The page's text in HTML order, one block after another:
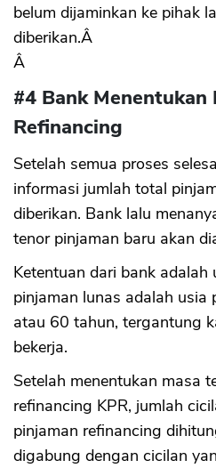
belum dijaminkan ke pihak
diberikan.Â
Â
#4 Bank Menentukan
Refinancing
Setelah semua proses
informasi jumlah total
diberikan. Bank lalu
tenor pinjaman baru akan
Ketentuan dari bank
pinjaman lunas adalah usia
atau 60 tahun, tergantung
bekerja.
Setelah menentukan masa
refinancing KPR, jumlah
pinjaman refinancing
digabung dengan cicilan